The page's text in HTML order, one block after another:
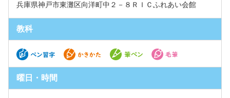
兵庫県神戸市東灘区向洋町中２－８ＲＩＣふれあい会館
教科
曜日・時間